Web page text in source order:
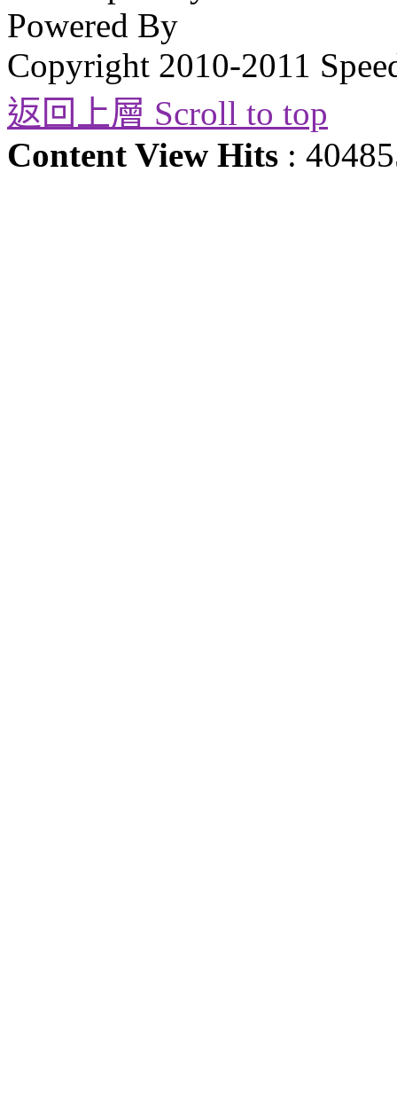
Powered By
Copyright 2010-2011
返回上層 Scroll to top
Content View Hits :